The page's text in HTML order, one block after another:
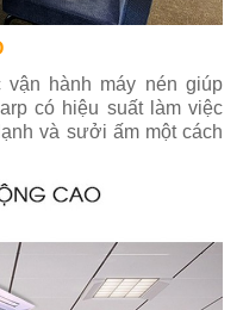
hành máy nén giúp
có hiệu suất làm việc
và sưởi ấm một cách